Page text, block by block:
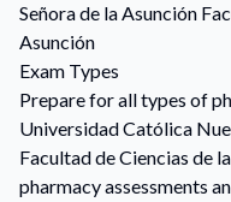
Señora de la Asunción
Asunción
Exam Types
Prepare for all types of
Universidad Católica
Facultad de Ciencias de
pharmacy assessments